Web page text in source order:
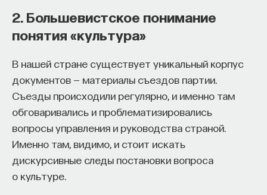
2. Большевистское понимание
понятия «культура»
В нашей стране существует уникальный корпус
документов — материалы съездов партии.
Съезды происходили регулярно, и именно там
обговаривались и проблематизировались
вопросы управления и руководства страной.
Именно там, видимо, и стоит искать
дискурсивные следы постановки вопроса
о культуре.
Внеси свой вклад в дело
просвещения!
ПОДДЕРЖАТЬ ПОСТНАУКУ
Все это так или иначе оставляет нас с загадкой:
живут не сообразуясь с этим принципом. Как
тогда воспринимать их многочисленные советы
относиться с фатализмом к тому, что с нами
случается?
Чтобы разрешить это затруднение, необходимо